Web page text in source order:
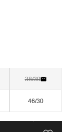
38/30
46/30